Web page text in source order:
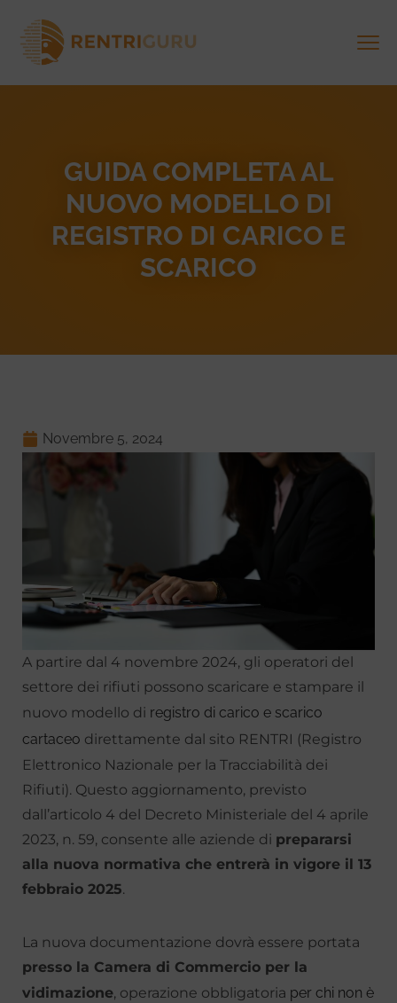
GUIDA COMPLETA AL
NUOVO MODELLO DI
REGISTRO DI CARICO E
SCARICO
Novembre 5, 2024
A partire dal 4 novembre 2024, gli operatori del
settore dei rifiuti possono scaricare e stampare il
nuovo modello di registro di carico e scarico
cartaceo direttamente dal sito RENTRI (Registro
Elettronico Nazionale per la Tracciabilità dei
Rifiuti). Questo aggiornamento, previsto
dall’articolo 4 del Decreto Ministeriale del 4 aprile
2023, n. 59, consente alle aziende di prepararsi
alla nuova normativa che entrerà in vigore il 13
febbraio 2025.
La nuova documentazione dovrà essere portata
presso la Camera di Commercio per la
vidimazione, operazione obbligatoria per chi non è